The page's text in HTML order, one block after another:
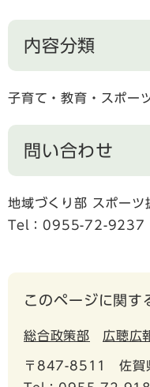
内容分類
子育て・教育・スポー
問い合わせ
地域づくり部 スポーツ
Tel：0955-72-9237
このページに関す
総合政策部 広聴広
〒847-8511
佐賀